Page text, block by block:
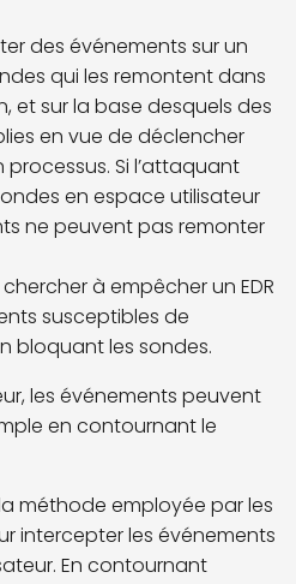
des événements sur un
qui les remontent dans
et sur la base desquels des
en vue de déclencher
Si l’attaquant
en espace utilisateur
ne peuvent pas remonter
à empêcher un EDR
susceptibles de
bloquant les sondes.
les événements peuvent
en contournant le
méthode employée par les
intercepter les événements
En contournant